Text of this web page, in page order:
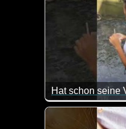
Hat schon seine